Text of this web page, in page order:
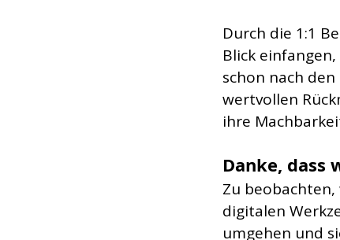
Durch die 1:1
Blick
schon nach
wertvollen
ihre
Danke, dass
Zu
digitalen
umgehen und